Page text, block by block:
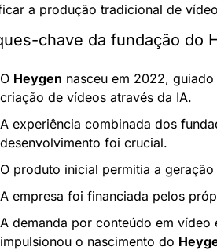
a produção tradicional de
chave da fundação do
O Heygen nasceu em 2022,
criação de vídeos através da IA.
A experiência combinada dos
desenvolvimento foi crucial.
O produto inicial permitia a
A empresa foi financiada pelos
A demanda por conteúdo em vídeo
impulsionou o nascimento do